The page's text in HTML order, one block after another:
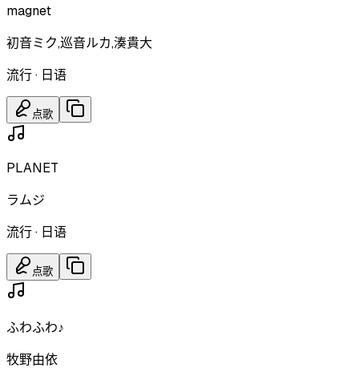
magnet
初音ミク,巡音ルカ,湊貴大
流行· 日语
点歌
PLANET
ラムジ
流行· 日语
点歌
ふわふわ♪
牧野由依